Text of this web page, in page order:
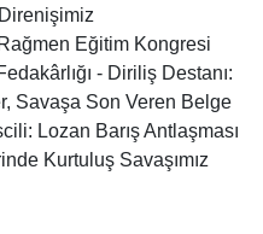
Eğitim Kongresi
- Diriliş Destanı:
Savaşa Son Veren Belge
Lozan Barış Antlaşması
Kurtuluş Savaşımız